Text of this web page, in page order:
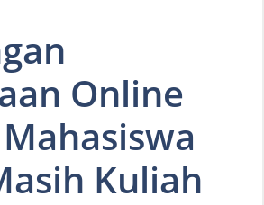
Online
Kuliah